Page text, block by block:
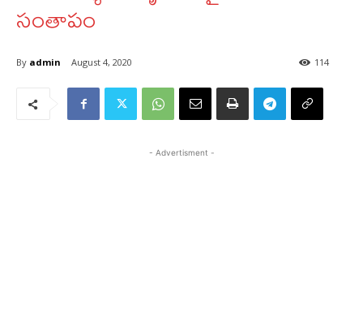
సంతాపం
By admin August 4, 2020 114
- Advertisment -